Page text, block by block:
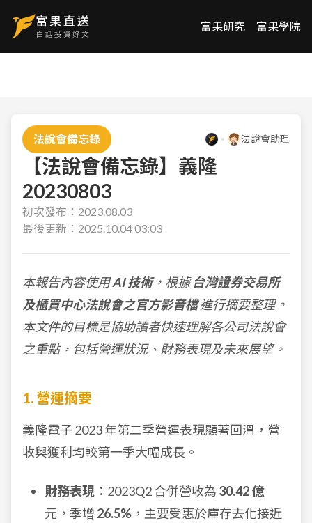
富果研究 富果學院
法說會備忘錄 法說會助理
【法說會備忘錄】義隆
20230803
初次發布： 2023.08.03
最後更新： 2025.10.04 03:03
本報告內容使用AI 技術，根據台灣證券交易所
及櫃買中心法說會之官方影音檔進行摘要整理。
本文件的目標是協助讀者快速理解各公司法說會
之重點，包括營運狀況、財務表現及未來展望。
1. 營運摘要
義隆電子 2023 年第二季營運表現顯著回溫，營
收與獲利均較第一季大幅成長。
財務表現 ：2023Q2 合併營收為 30.42 億
元，季增 26.5% ，主要受惠於庫存去化接近